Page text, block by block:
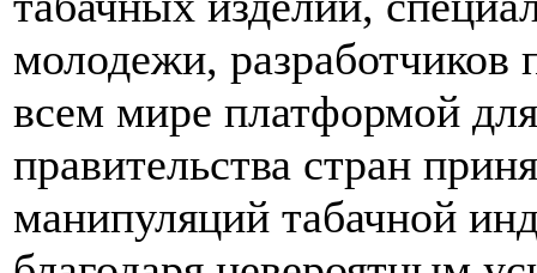
молодежи, разработчиков
всем мире платформой
правительства стран
манипуляций табачной